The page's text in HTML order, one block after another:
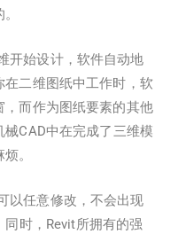
开始设计，软件自动地
二维图纸中工作时，软
而作为图纸要素的其他
CAD中在完成了三维模
。
以任意修改，不会出现
时，Revit所拥有的强